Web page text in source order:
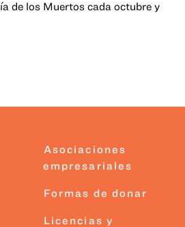
de los Muertos cada octubre y
Asociaciones
empresariales
Formas de donar
Licencias y